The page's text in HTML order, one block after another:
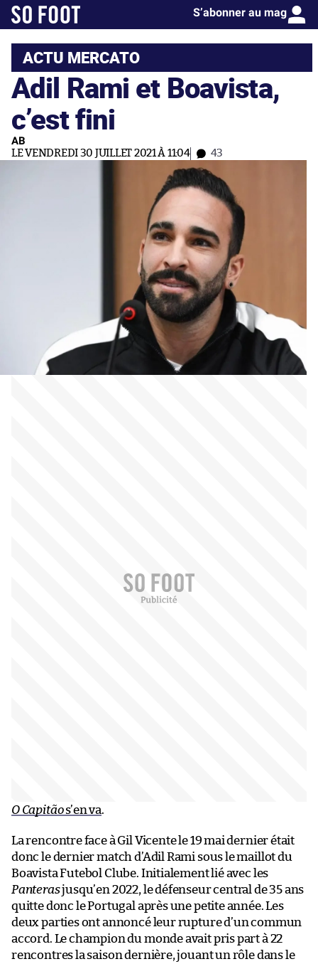
S’abonner au mag
ACTU MERCATO
Adil Rami et Boavista,
c’est fini
AB
LE VENDREDI 30 JUILLET 2021 À 11:04 43
O Capitãos’en va.
La rencontre face à Gil Vicente le 19 mai dernier était
donc le dernier match d’Adil Rami sous le maillot du
Boavista Futebol Clube. Initialement lié avec les
Panterasjusqu’en 2022, le défenseur central de 35 ans
quitte donc le Portugal après une petite année. Les
deux parties ont annoncé leur rupture d’un commun
accord. Le champion du monde avait pris part à 22
rencontres la saison dernière, jouant un rôle dans le